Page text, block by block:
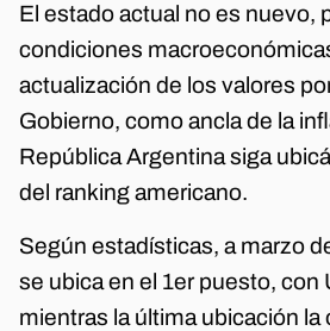
El estado actual no es nuevo,
condiciones
actualización de los valores
Gobierno, como ancla de la
República Argentina siga
del ranking americano.
Según estadísticas, a marzo
se ubica en el 1er puesto, con
mientras la última ubicación la